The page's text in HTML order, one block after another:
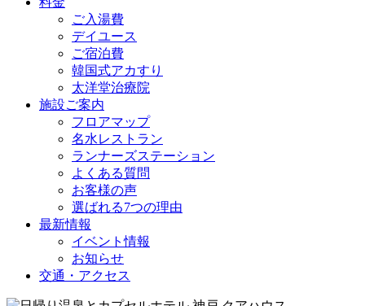
ご入湯費
デイユース
ご宿泊費
韓国式アカすり
太洋堂治療院
施設ご案内
フロアマップ
名水レストラン
ランナーズステーション
よくある質問
お客様の声
選ばれる7つの理由
最新情報
イベント情報
お知らせ
交通・アクセス